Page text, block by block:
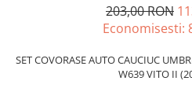
Accesorii Interior Auto
Inchidere Centralizata
Huse Auto
203,00 RON
Economisesti:
SET COVORASE AUTO CAUCIUC
W639 VITO II